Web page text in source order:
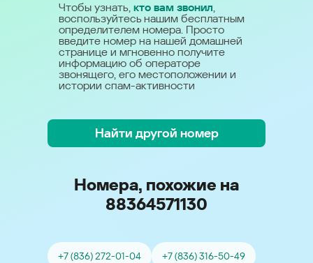
Чтобы узнать, кто вам звонил,
воспользуйтесь нашим бесплатным
определителем номера. Просто
введите номер на нашей домашней
странице и мгновенно получите
информацию об операторе
звонящего, его местоположении и
истории спам-активности
Найти другой номер
Номера, похожие на
88364571130
+7 (836) 272-01-04 +7 (836) 316-50-49